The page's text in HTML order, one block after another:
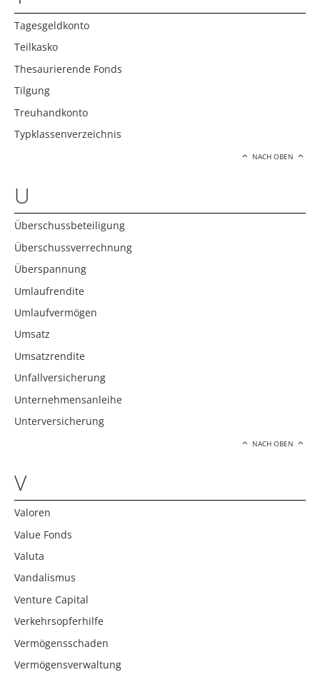
Tagesgeldkonto
Teilkasko
Thesaurierende Fonds
Tilgung
Treuhandkonto
Typklassenverzeichnis
NACH OBEN
U
Überschussbeteiligung
Überschussverrechnung
Überspannung
Umlaufrendite
Umlaufvermögen
Umsatz
Umsatzrendite
Unfallversicherung
Unternehmensanleihe
Unterversicherung
NACH OBEN
V
Valoren
Value Fonds
Valuta
Vandalismus
Venture Capital
Verkehrsopferhilfe
Vermögensschaden
Vermögensverwaltung